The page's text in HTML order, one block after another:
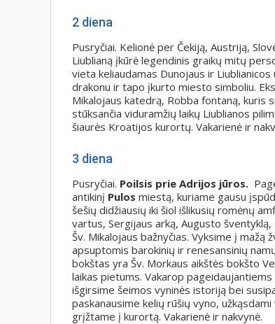
2 diena
Pusryčiai. Kelionė per Čekiją, Austriją,
Liublianą įkūrė legendinis graikų mitų
vieta keliaudamas Dunojaus ir
drakonu ir tapo įkurto miesto simboliu.
Mikalojaus katedrą, Robba fontaną, kuris
stūksančia viduramžių laikų Liublianos
šiaurės Kroatijos kurortų. Vakarienė ir
3 diena
Pusryčiai. Poilsis prie Adrijos jūros.
antikinį Pulos miestą, kuriame gausu
šešių didžiausių iki šiol išlikusių romėnų
vartus, Sergijaus arką, Augusto
Šv. Mikalojaus bažnyčias. Vyksime į mažą
apsuptomis barokinių ir renesansinių
bokštas yra Šv. Morkaus aikštės bokšto
laikas pietums. Vakarop
išgirsime šeimos vyninės istoriją bei
paskanausime kelių rūšių vyno,
grįžtame į kurortą. Vakarienė ir nakvynė.